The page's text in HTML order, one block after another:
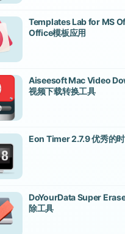
Templates Lab for MS
Office模板应用
Aiseesoft Mac Video
视频下载转换工具
Eon Timer 2.7.9 优秀的
DoYourData Super
除工具